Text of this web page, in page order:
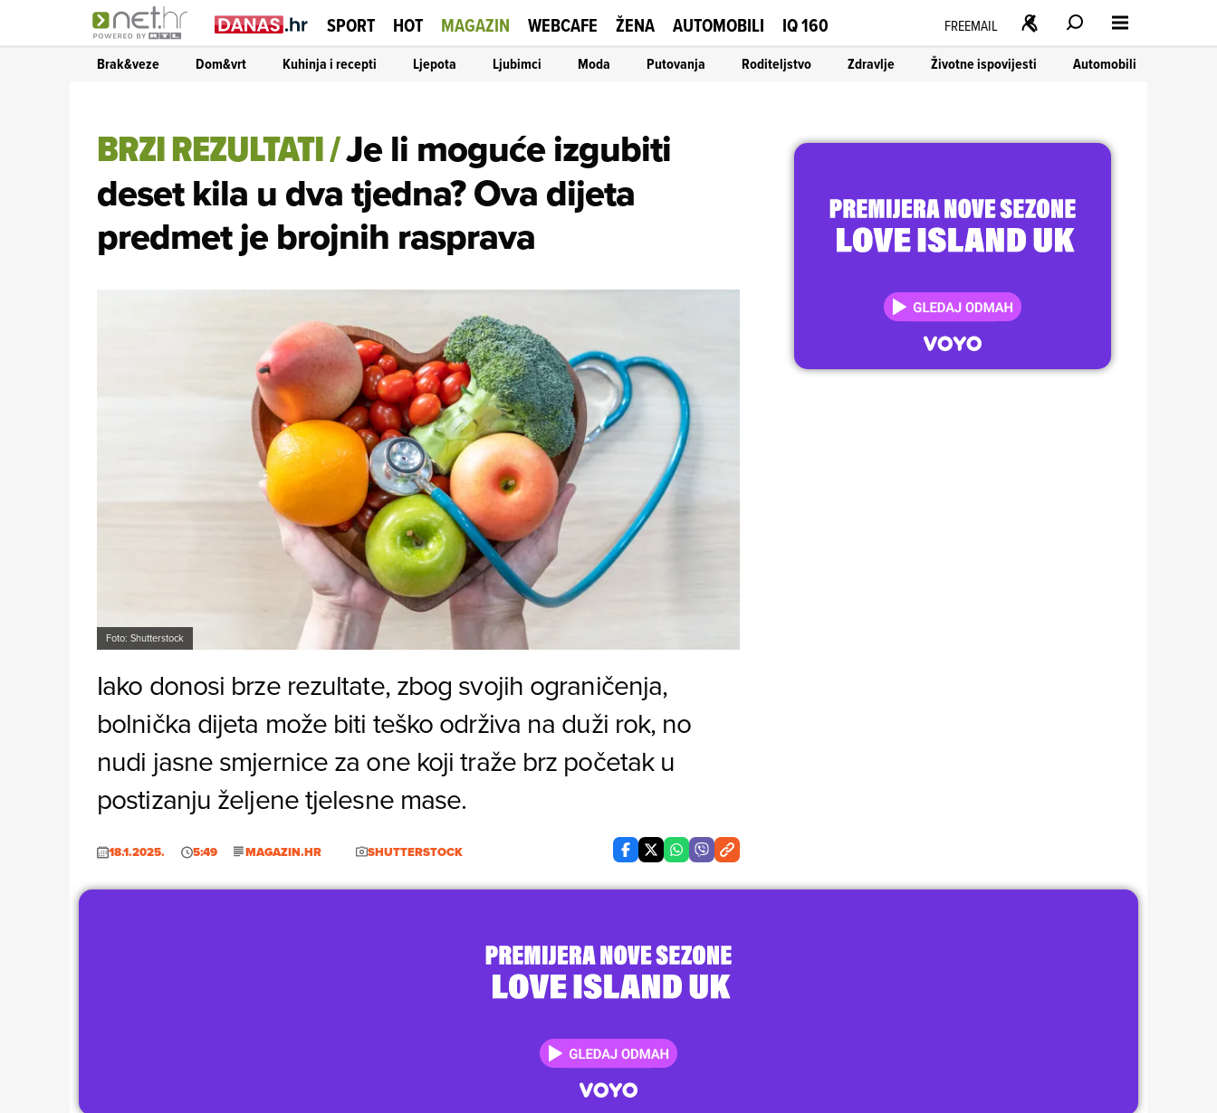
SPORT HOT MAGAZIN WEBCAFE ŽENA AUTOMOBILI IQ 160 FREEMAIL
Brak&veze Dom&vrt Kuhinja i recepti Ljepota Ljubimci Moda Putovanja Roditeljstvo Zdravlje Životne ispovijesti Automobili
BRZI REZULTATI/Je li moguće izgubiti
deset kila u dva tjedna? Ova dijeta
predmet je brojnih rasprava
Foto: Shutterstock
Iako donosi brze rezultate, zbog svojih ograničenja,
bolnička dijeta može biti teško održiva na duži rok, no
nudi jasne smjernice za one koji traže brz početak u
postizanju željene tjelesne mase.
18.1.2025. 5:49 MAGAZIN.HR SHUTTERSTOCK